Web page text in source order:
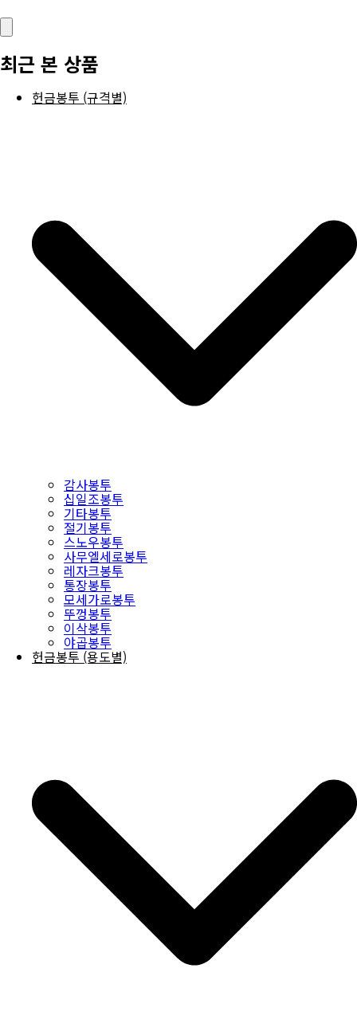
최근 본 상품
헌금봉투 (규격별)
감사봉투
십일조봉투
기타봉투
절기봉투
스노우봉투
사무엘세로봉투
레자크봉투
통장봉투
모세가로봉투
뚜껑봉투
이삭봉투
야곱봉투
헌금봉투 (용도별)